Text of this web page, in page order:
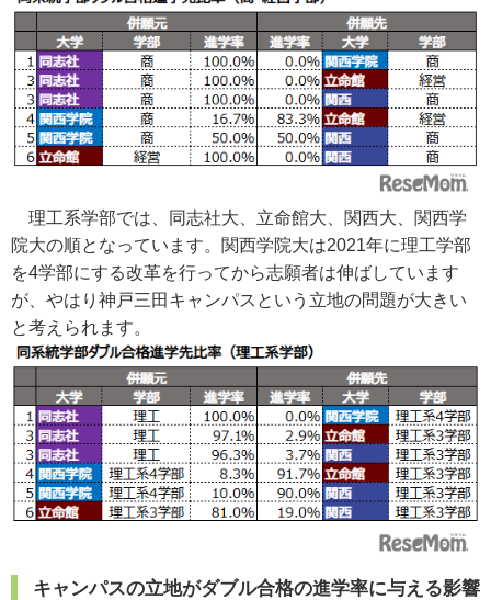
理工系学部では、同志社大、立命館大、関西大、関西学
院大の順となっています。関西学院大は2021年に理工学部
を4学部にする改革を行ってから志願者は伸ばしています
が、やはり神戸三田キャンパスという立地の問題が大きい
と考えられます。
キャンパスの立地がダブル合格の進学率に与える影響